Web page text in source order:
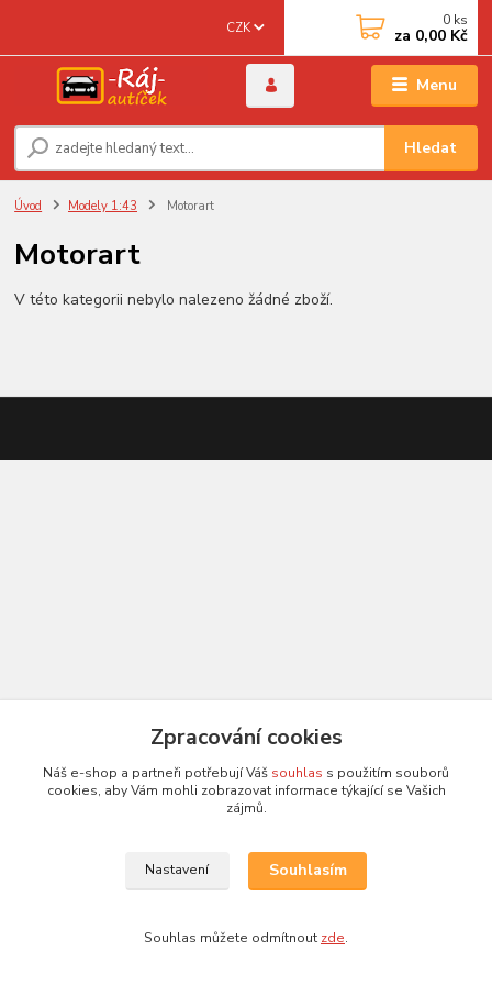
Menu
CZK
Hledat
0 ks
za 0,00 Kč
Úvod Modely 1:43 Motorart
Motorart
V této kategorii nebylo nalezeno žádné zboží.
Zpracování cookies
Náš e-shop a partneři potřebují Váš souhlas s použitím souborů
cookies, aby Vám mohli zobrazovat informace týkající se Vašich
zájmů.
Nastavení Souhlasím
Souhlas můžete odmítnout zde.